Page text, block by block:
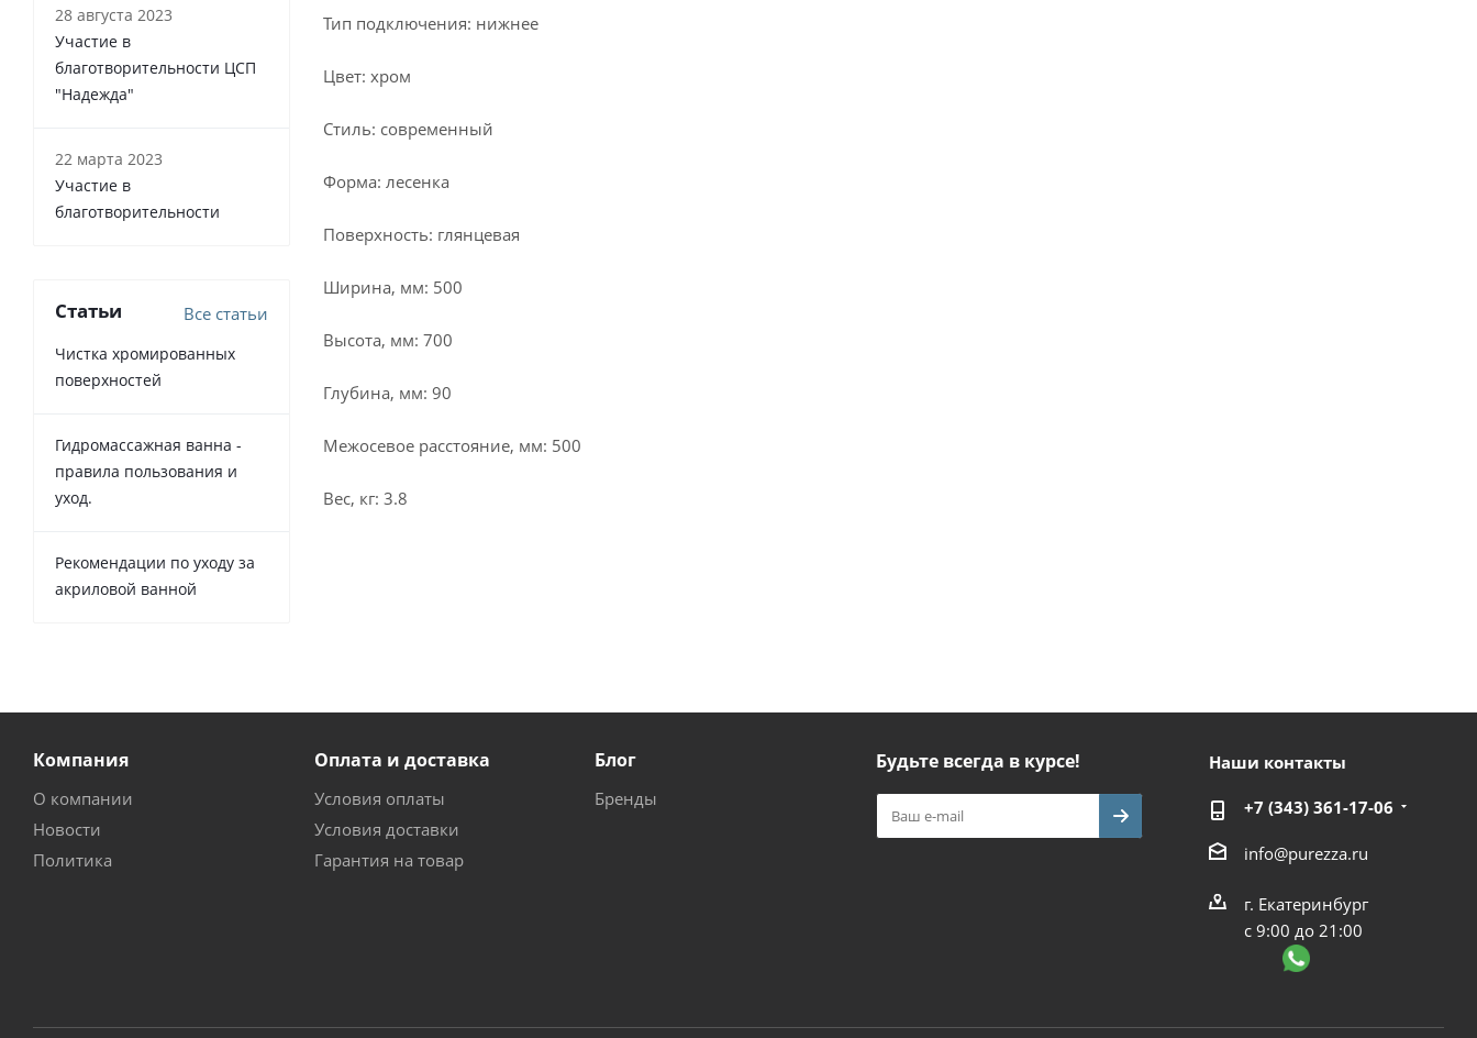
Тип подключения: нижнее
Цвет: хром
Стиль: современный
Форма: лесенка
Поверхность: глянцевая
Ширина, мм: 500
Высота, мм: 700
Глубина, мм: 90
Межосевое расстояние, мм: 500
Вес, кг: 3.8
28 августа 2023
Участие в
благотворительности ЦСП
"Надежда"
22 марта 2023
Участие в
благотворительности
Статьи Все статьи
Чистка хромированных
поверхностей
Гидромассажная ванна -
правила пользования и
уход.
Рекомендации по уходу за
акриловой ванной
Компания
О компании
Новости
Политика
Оплата и доставка
Условия оплаты
Условия доставки
Гарантия на товар
Блог
Бренды
Будьте всегда в курсе! Наши контакты
+7 (343) 361-17-06
info@purezza.ru
г. Екатеринбург
с 9:00 до 21:00